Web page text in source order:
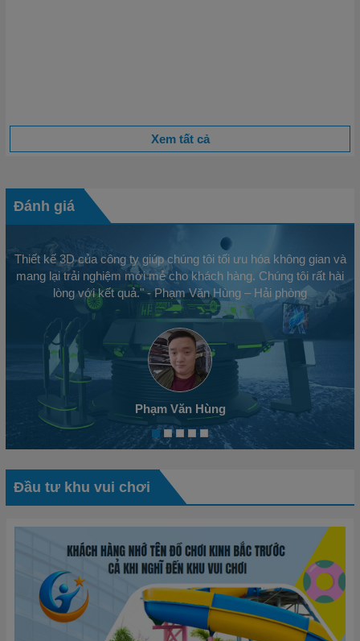
Xem tất cả
Đánh giá
Thiết kế 3D của công ty giúp chúng tôi tối ưu hóa không gian và
mang lại trải nghiệm mới mẻ cho khách hàng. Chúng tôi rất hài
lòng với kết quả." - Phạm Văn Hùng – Hải phòng
Phạm Văn Hùng
Đầu tư khu vui chơi